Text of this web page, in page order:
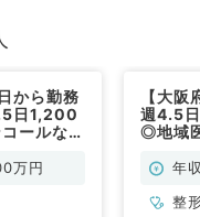
から勤務
日1,200
ールなし
万円
【大
週4.5
◎地域
不問／
年
整